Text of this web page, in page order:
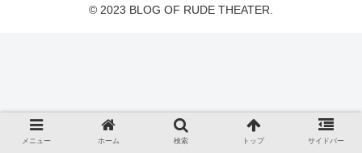
© 2023 BLOG OF RUDE THEATER.
メニュー ホーム 検索 トップ サイドバー